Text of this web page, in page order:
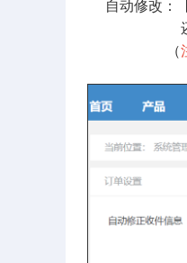
自动修改：
还可勾选自
（